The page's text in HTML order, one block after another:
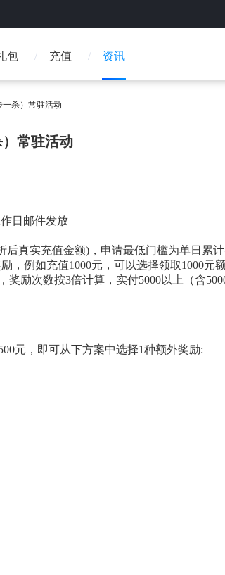
包 充值 资讯
一杀）常驻活动
常驻活动
日邮件发放
后真实充值金额)，申请最低门槛为单日累
，例如充值1000元，可以选择领取1000元
奖励次数按3倍计算，实付5000以上（含
元，即可从下方案中选择1种额外奖励: